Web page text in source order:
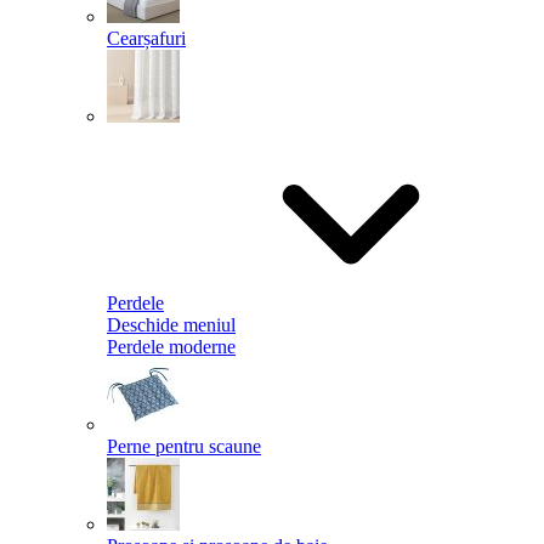
Cearșafuri
Perdele
Deschide meniul
Perdele moderne
Perne pentru scaune